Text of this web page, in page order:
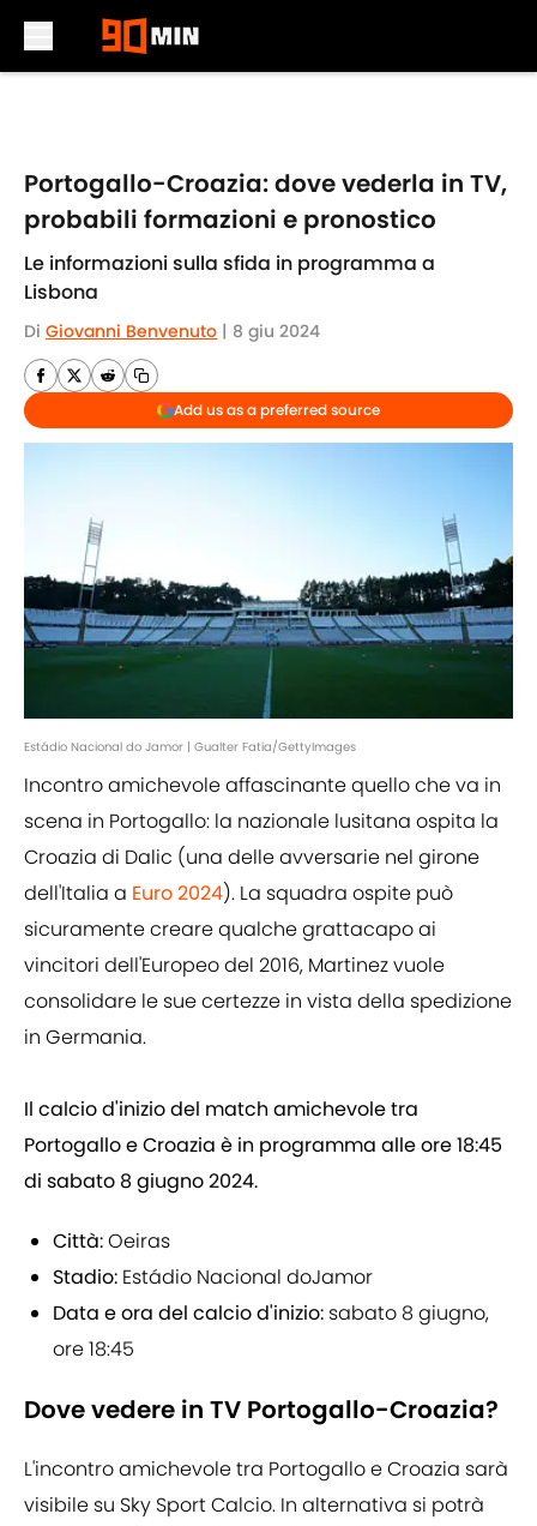
Portogallo-Croazia: dove vederla in TV,
probabili formazioni e pronostico
Le informazioni sulla sfida in programma a
Lisbona
Di Giovanni Benvenuto | 8 giu 2024
Add us as a preferred source
Estádio Nacional do Jamor | Gualter Fatia/GettyImages
Incontro amichevole affascinante quello che va in
scena in Portogallo: la nazionale lusitana ospita la
Croazia di Dalic (una delle avversarie nel girone
dell'Italia a Euro 2024). La squadra ospite può
sicuramente creare qualche grattacapo ai
vincitori dell'Europeo del 2016, Martinez vuole
consolidare le sue certezze in vista della spedizione
in Germania.
Il calcio d'inizio del match amichevole tra
Portogallo e Croazia è in programma alle ore 18:45
di sabato 8 giugno 2024.
Città:Oeiras
Stadio: Estádio Nacional doJamor
Data e ora del calcio d'inizio: sabato 8 giugno,
ore 18:45
Dove vedere in TV Portogallo-Croazia?
L'incontro amichevole tra Portogallo e Croazia sarà
visibile su Sky Sport Calcio. In alternativa si potrà